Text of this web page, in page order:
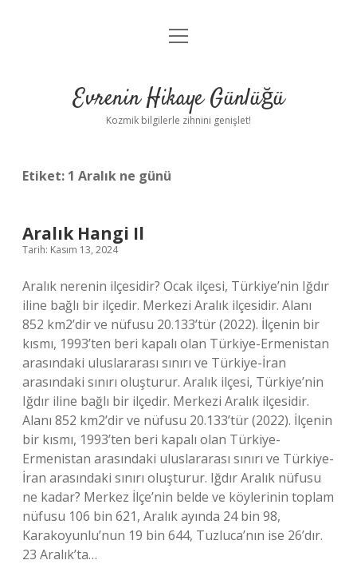
Anasayfa
Yasal Uyarı
menüyü
Evrenin Hikaye Günlüğü
Kozmik bilgilerle zihnini genişlet!
Etiket: 1 Aralık ne günü
Aralık Hangi Il
Tarih: Kasım 13, 2024
Aralık nerenin ilçesidir? Ocak ilçesi, Türkiye’nin Iğdır
iline bağlı bir ilçedir. Merkezi Aralık ilçesidir. Alanı
852 km2’dir ve nüfusu 20.133’tür (2022). İlçenin bir
kısmı, 1993’ten beri kapalı olan Türkiye-Ermenistan
arasındaki uluslararası sınırı ve Türkiye-İran
arasındaki sınırı oluşturur. Aralık ilçesi, Türkiye’nin
Iğdır iline bağlı bir ilçedir. Merkezi Aralık ilçesidir.
Alanı 852 km2’dir ve nüfusu 20.133’tür (2022). İlçenin
bir kısmı, 1993’ten beri kapalı olan Türkiye-
Ermenistan arasındaki uluslararası sınırı ve Türkiye-
İran arasındaki sınırı oluşturur. Iğdır Aralık nüfusu
ne kadar? Merkez İlçe’nin belde ve köylerinin toplam
nüfusu 106 bin 621, Aralık ayında 24 bin 98,
Karakoyunlu’nun 19 bin 644, Tuzluca’nın ise 26’dır.
23 Aralık’ta…